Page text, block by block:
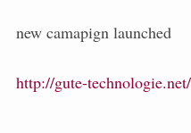
new camapign launched
http://gute-technologie.net/